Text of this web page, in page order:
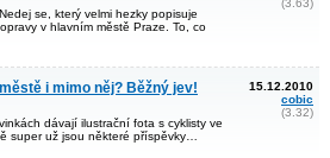
se, který velmi hezky popisuje
v hlavním městě Praze. To, co
(3.63)
i mimo něj? Běžný jev!
dávají ilustrační fota s cyklisty ve
super už jsou některé příspěvky…
15.12.2010
cobic
(3.32)